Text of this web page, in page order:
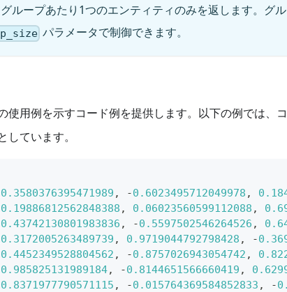
ループあたり1つのエンティティのみを返します。グ
パラメータで制御できます。
使用例を示すコード例を提供します。以下の例では、
ています。
0.3580376395471989 , -0.6023495712049978 ,
0.19886812562848388 , 0.06023560599112088 ,
0.43742130801983836 , -0.5597502546264526 ,
0.3172005263489739 , 0.9719044792798428 , -
0.4452349528804562 , -0.8757026943054742 ,
0.985825131989184, -0.8144651566660419 ,
0.8371977790571115 , -0.015764369584852833 , -